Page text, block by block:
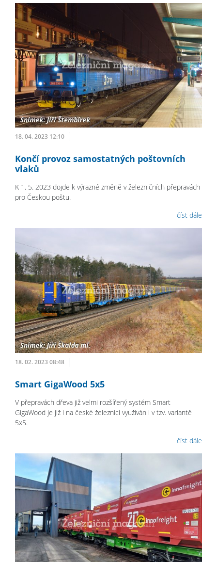
18. 04. 2023 12:10
Končí provoz samostatných poštovních
vlaků
K 1. 5. 2023 dojde k výrazné změně v železničních přepravách
pro Českou poštu.
číst dále
18. 02. 2023 08:48
Smart GigaWood 5x5
V přepravách dřeva již velmi rozšířený systém Smart
GigaWood je již i na české železnici využíván i v tzv. variantě
5x5.
číst dále